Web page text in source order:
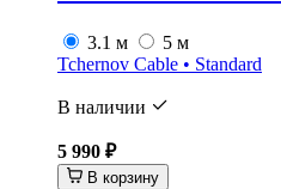
3.1 м
5 м
Tchernov Cable • Standard
В наличии
5 990 ₽
В корзину